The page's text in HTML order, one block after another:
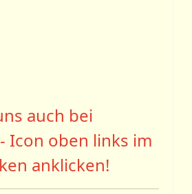
auch bei
- Icon oben links im
anklicken!